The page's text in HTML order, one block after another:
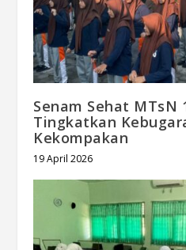
Senam Sehat MTsN
Tingkatkan
Kekompakan
19 April 2026